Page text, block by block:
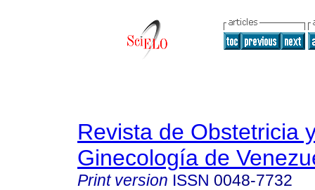
Revista de Obstetricia
Ginecología de
Print version ISSN 0048-7732